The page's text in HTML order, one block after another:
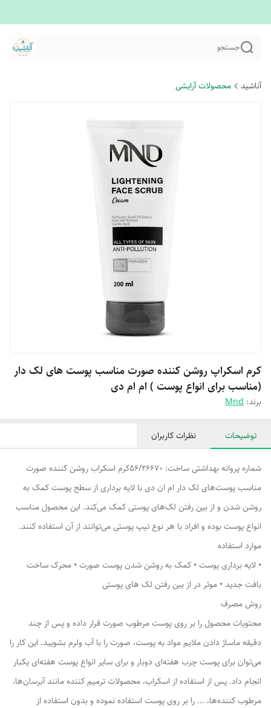
جستجو
آناشید محصولات آرایشی
کرم اسکراپ روشن کننده صورت مناسب پوست های لک دار
(مناسب برای انواع پوست ) ام ام دی
برند: Mnd
توضیحات نظرات کاربران
شماره پروانه بهداشتی ساخت: 56/26670کرم اسکراب روشن کننده صورت
مناسب پوست‌های لک دار ام ان دی با لایه برداری از سطح پوست کمک به
روشن شدن و از بین رفتن لک‌های پوستی کمک می‌کند. این محصول مناسب
انواع پوست بوده و افراد با هر نوع تیپ پوستی می‌توانند از آن استفاده کنند.
موارد استفاده
• لایه برداری پوست • کمک به روشن شدن پوست صورت • محرک ساخت
بافت جدید • موثر در از بین رفتن لک های پوستی
روش مصرف
محتویات محصول را بر روی پوست مرطوب صورت قرار داده و پس از چند
دقیقه ماساژ دادن ملایم مواد به پوست، صورت را با آب ولرم بشویید. این کار را
می‌توان برای پوست چرب هفته‌ای دوبار و برای سایر انواع پوست هفته‌ای یکبار
انجام داد. پس از استفاده از اسکراب، محصولات ترمیم کننده مانند آبرسان‌ها،
مرطوب کننده‌ها، ... را بر روی پوست استفاده نموده و بدون استفاده از